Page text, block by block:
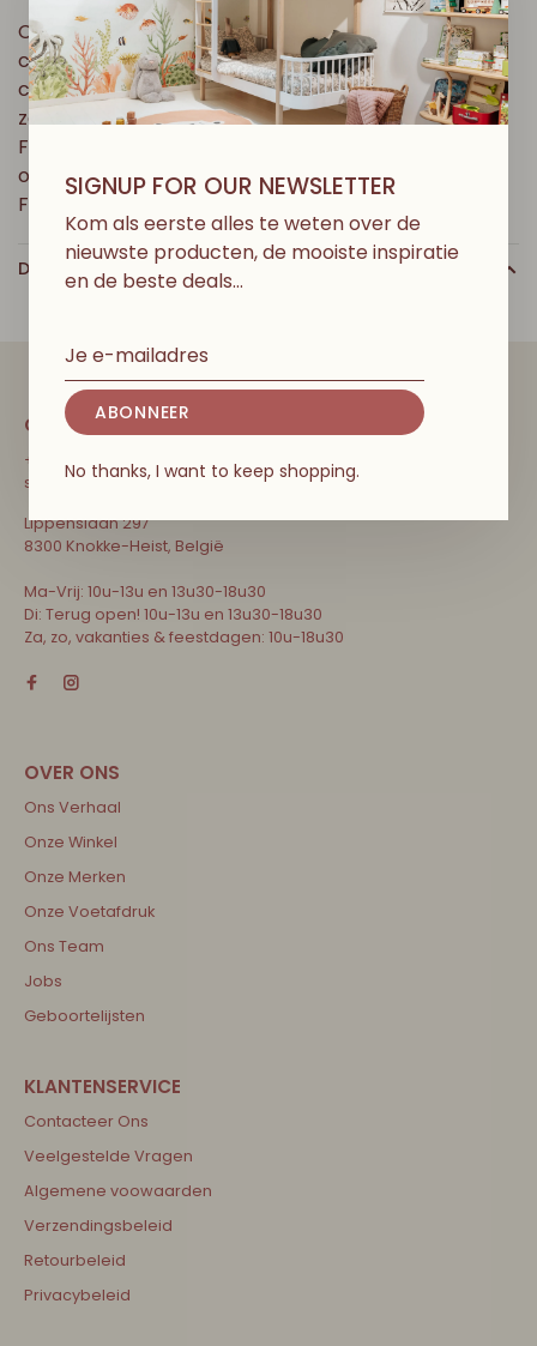
Collégien staat voor Frans vakmanschap en ultiem
comfort. De iconische slofjes met antislipzool
combineren stijl en functionaliteit, gemaakt van
zachte, ademende materialen en geproduceerd in
Frankrijk. Tijdloos, duurzaam en geliefd door jong en
oud – Collégien brengt comfort met een vleugje
Franse elegantie.
DETAILS
CONTACT
+32 471 31 52 68
shop@couleurlocalekids.eu
Lippenslaan 297
8300 Knokke-Heist, België
Ma-Vrij: 10u-13u en 13u30-18u30
Di: Terug open! 10u-13u en 13u30-18u30
Za, zo, vakanties & feestdagen: 10u-18u30
Ons Verhaal
Onze Winkel
Onze Merken
Onze Voetafdruk
Ons Team
Jobs
Geboortelijsten
Contacteer Ons
Veelgestelde Vragen
Algemene voowaarden
Verzendingsbeleid
Retourbeleid
Privacybeleid
SIGNUP FOR OUR NEWSLETTER
Kom als eerste alles te weten over de
nieuwste producten, de mooiste inspiratie
en de beste deals…
ABONNEER
No thanks, I want to keep shopping.